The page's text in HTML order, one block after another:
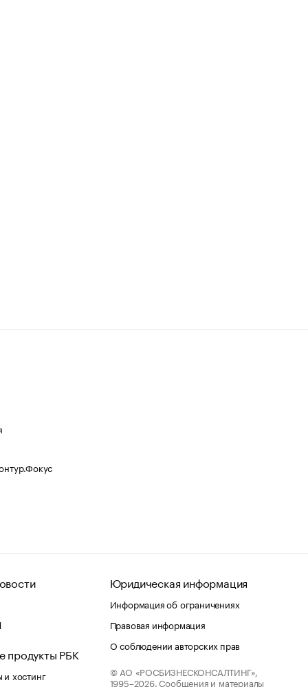
продукты РБК
хостинг
Юридическая информация
Информация об ограничениях
Правовая информация
О соблюдении авторских прав
© АО «РОСБИЗНЕСКОНСАЛТИНГ»,
1995–2026. Сообщения и материалы